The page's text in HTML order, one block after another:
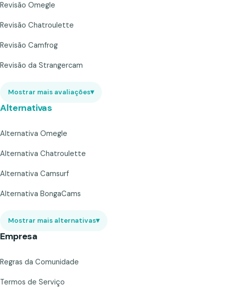
Revisão Omegle
Revisão Chatroulette
Revisão Camfrog
Revisão da Strangercam
Mostrar mais avaliações▾
Alternativas
Alternativa Omegle
Alternativa Chatroulette
Alternativa Camsurf
Alternativa BongaCams
Mostrar mais alternativas▾
Empresa
Regras da Comunidade
Termos de Serviço